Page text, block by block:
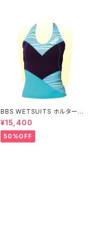
BBS WETSUITS ホルターネッ
クベスト 2mm【アウトレット】
¥15,400
50%OFF